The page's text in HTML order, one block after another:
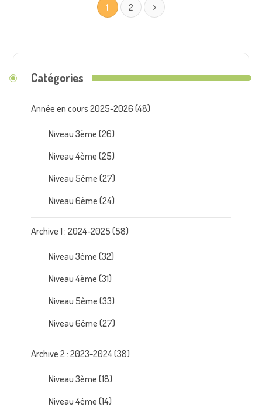
1 2
Catégories
Année en cours 2025-2026 (48)
Niveau 3ème (26)
Niveau 4ème (25)
Niveau 5ème (27)
Niveau 6ème (24)
Archive 1 : 2024-2025 (58)
Niveau 3ème (32)
Niveau 4ème (31)
Niveau 5ème (33)
Niveau 6ème (27)
Archive 2 : 2023-2024(38)
Niveau 3ème (18)
Niveau 4ème (14)